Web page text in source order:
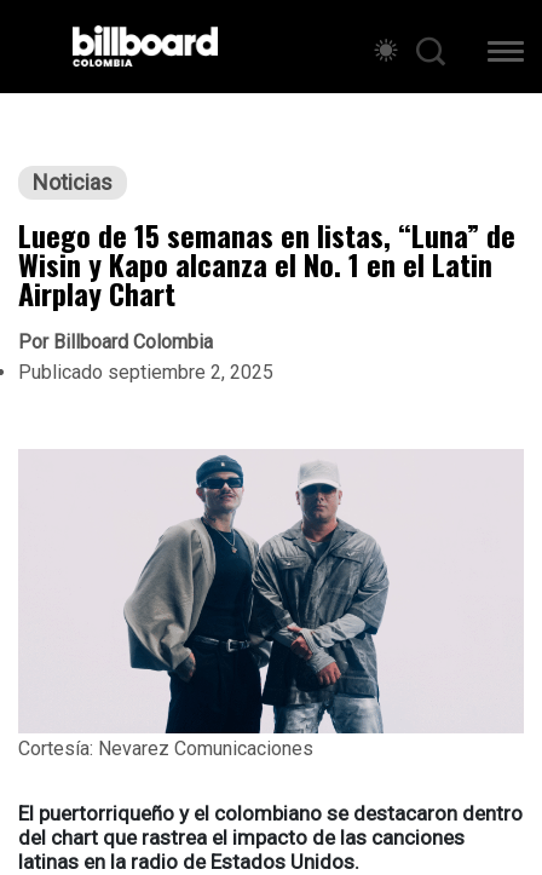
Noticias
Luego de 15 semanas en listas, “Luna” de
Wisin y Kapo alcanza el No. 1 en el Latin
Airplay Chart
PorBillboard Colombia
Publicado septiembre 2, 2025
Cortesía: Nevarez Comunicaciones
El puertorriqueño y el colombiano se destacaron dentro
del chart que rastrea el impacto de las canciones
latinas en la radio de Estados Unidos.